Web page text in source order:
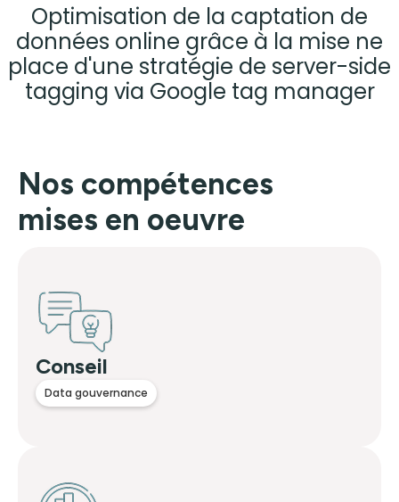
Optimisation de la captation de
données online grâce à la mise ne
place d'une stratégie de server-side
tagging via Google tag manager
Nos compétences
mises en oeuvre
Conseil
Data gouvernance